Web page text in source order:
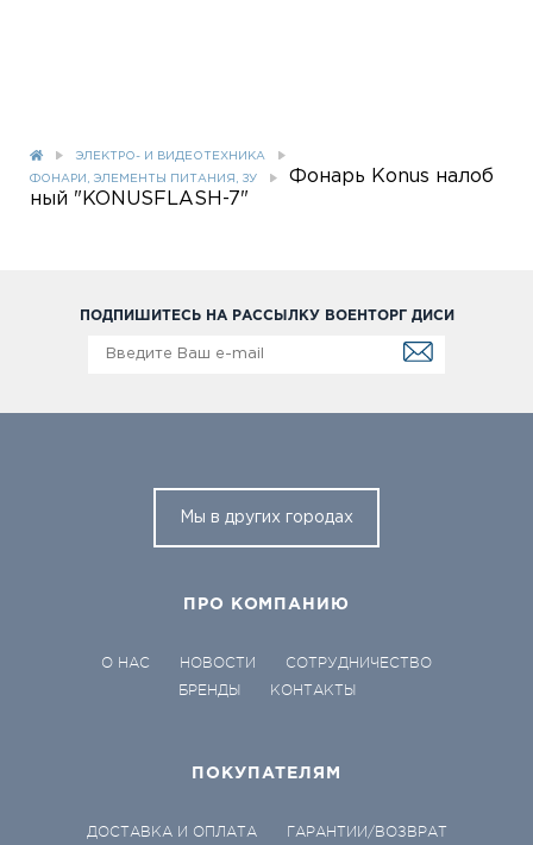
ЭЛЕКТРО- И ВИДЕОТЕХНИКА
ФОНАРИ, ЭЛЕМЕНТЫ ПИТАНИЯ, ЗУ
Фонарь Konus налоб
ный "KONUSFLASH-7"
ПОДПИШИТЕСЬ НА РАССЫЛКУ ВОЕНТОРГ ДИСИ
Мы в других городах
ПРО КОМПАНИЮ
О НАС НОВОСТИ
СОТРУДНИЧЕСТВО
БРЕНДЫ
КОНТАКТЫ
ПОКУПАТЕЛЯМ
ДОСТАВКА И ОПЛАТА
ГАРАНТИИ/ВОЗВРАТ